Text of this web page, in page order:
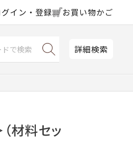
グイン・登録 お買い物かご
詳細検索
材料セッ